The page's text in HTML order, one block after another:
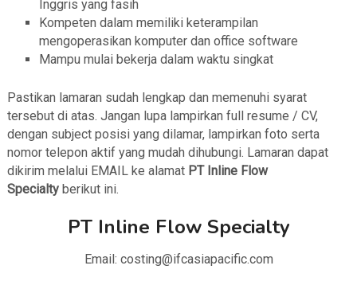
Inggris yang fasih
Kompeten dalam memiliki keterampilan
mengoperasikan komputer dan office software
Mampu mulai bekerja dalam waktu singkat
Pastikan lamaran sudah lengkap dan memenuhi syarat
tersebut di atas. Jangan lupa lampirkan full resume / CV,
dengan subject posisi yang dilamar, lampirkan foto serta
nomor telepon aktif yang mudah dihubungi. Lamaran dapat
dikirim melalui EMAIL ke alamatPT Inline Flow
Specialtyberikut ini.
PT Inline Flow Specialty
Email: costing@ifcasiapacific.com